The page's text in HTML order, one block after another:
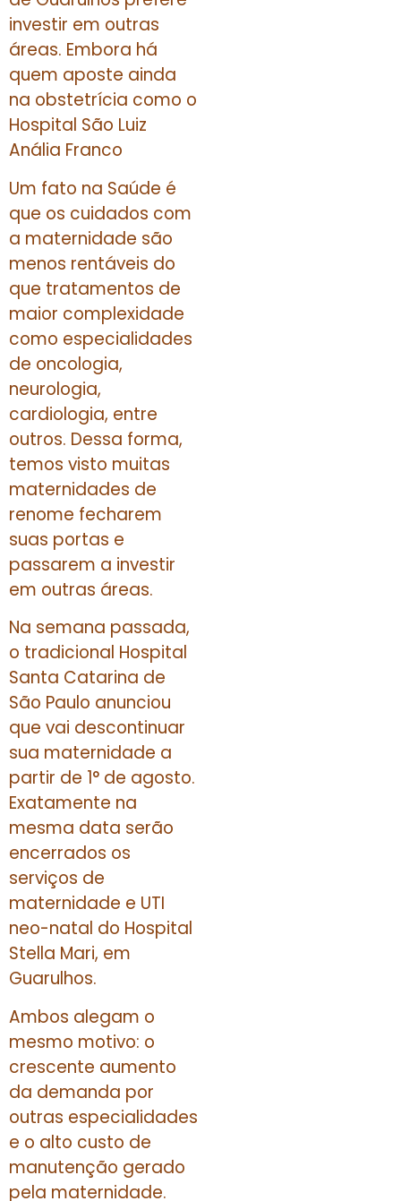
investir em outras
áreas. Embora há
quem aposte ainda
na obstetrícia como o
Hospital São Luiz
Anália Franco
Um fato na Saúde é
que os cuidados com
a maternidade são
menos rentáveis do
que tratamentos de
maior complexidade
como especialidades
de oncologia,
neurologia,
cardiologia, entre
outros. Dessa forma,
temos visto muitas
maternidades de
renome fecharem
suas portas e
passarem a investir
em outras áreas.
Na semana passada,
o tradicional Hospital
Santa Catarina de
São Paulo anunciou
que vai descontinuar
sua maternidade a
partir de 1° de agosto.
Exatamente na
mesma data serão
encerrados os
serviços de
maternidade e UTI
neo-natal do Hospital
Stella Mari, em
Guarulhos.
Ambos alegam o
mesmo motivo: o
crescente aumento
da demanda por
outras especialidades
e o alto custo de
manutenção gerado
pela maternidade.